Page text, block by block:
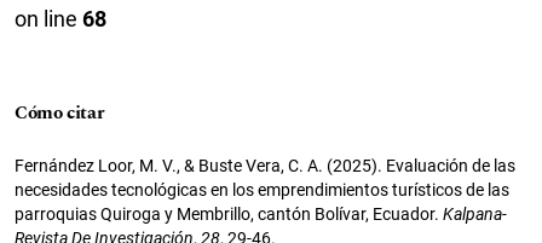
on line 68
Cómo citar
Fernández Loor, M. V., & Buste Vera, C. A. (2025). Evaluación de las
necesidades tecnológicas en los emprendimientos turísticos de las
parroquias Quiroga y Membrillo, cantón Bolívar, Ecuador. Kalpana-
Revista De Investigación, 28, 29-46.